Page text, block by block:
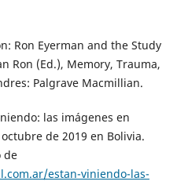
Ron Eyerman and the Study
Ron (Ed.), Memory, Trauma,
Palgrave Macmillian.
las imágenes en
de 2019 en Bolivia.
de
estan-viniendo-las-